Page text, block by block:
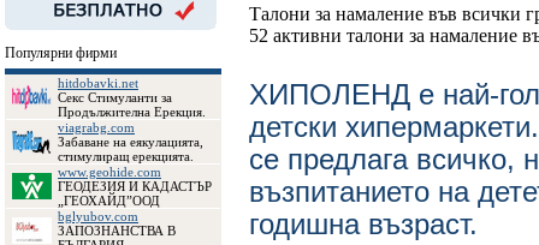
Популярни фирми
hitdobavki.net
Секс Стимуланти за
Продължителна Ерекция.
viagrabg.com
Забаване на еякулацията,
стимулиращ ерекцията.
www.geohide.com
ГЕОДЕЗИЯ И КАДАСТЪР
„ГЕОХАЙД”ООД
bglyubov.com
ЗАПОЗНАНСТВА В
Талони за намаление във всички
52 активни талони за намаление
ХИПОЛЕНД е най-
детски
се предлага всичко,
възпитанието на
годишна възраст.